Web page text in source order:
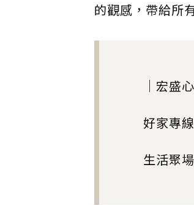
的觀感，帶給所
｜宏盛
好家專
生活聚